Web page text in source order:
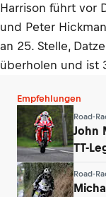
Harrison führt vor
und Peter
an 25. Stelle,
überholen und ist
Empfehlungen
Road-
John
TT-
Road-